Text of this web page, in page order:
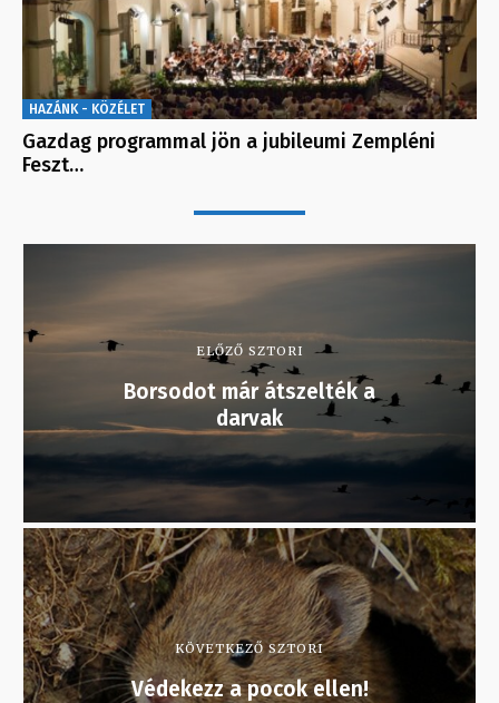
HAZÁNK - KÖZÉLET
Gazdag programmal jön a jubileumi Zempléni
Feszt…
ELŐZŐ SZTORI
Borsodot már átszelték a
darvak
KÖVETKEZŐ SZTORI
Védekezz a pocok ellen!